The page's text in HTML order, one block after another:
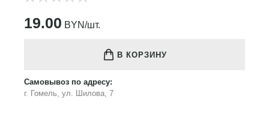
19.00 BYN/шт.
В КОРЗИНУ
Самовывоз по адресу:
г. Гомель, ул. Шилова, 7